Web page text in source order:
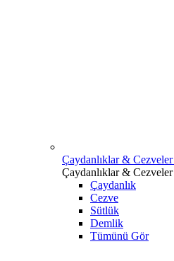
Çaydanlıklar & Cezveler
Çaydanlıklar & Cezveler
Çaydanlık
Cezve
Sütlük
Demlik
Tümünü Gör